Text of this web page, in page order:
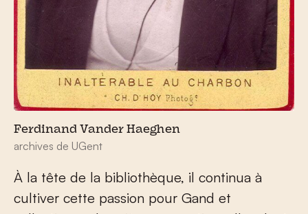
Ferdinand Vander Haeghen
archives de UGent
À la tête de la bibliothèque, il continua à
cultiver cette passion pour Gand et